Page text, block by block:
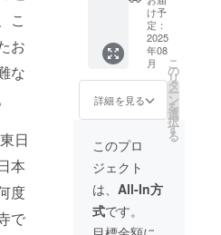
こ
お
な
日
本
度
で
紙・衣
服全種
類）を
送らせ
ていた
だきま
す。
要：名
はニッ
クネー
ム（備
考欄に
お名前
かニッ
クネー
け予
定：
2025
年08
月
詳細を見る
こ
の
リ
タ
ー
ン
を
選
択
す
る
このプロ
ジェクト
は、 All-In方
式です。